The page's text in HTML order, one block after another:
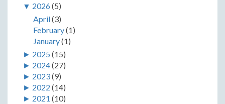
▼ 2026(5)
April(3)
February(1)
January(1)
► 2025 (15)
► 2024(27)
► 2023(9)
► 2022 (14)
► 2021 (10)